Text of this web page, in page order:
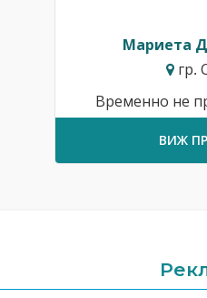
Мариета
гр.
Временно не
ВИЖ